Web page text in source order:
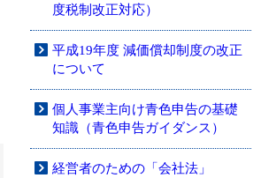
度税制改正対応）
平成19年度 減価償却制度の改正
について
個人事業主向け青色申告の基礎
知識（青色申告ガイダンス）
経営者のための「会社法」